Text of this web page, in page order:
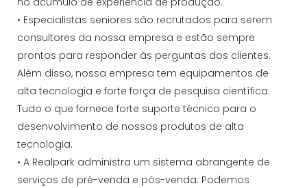
• Especialistas seniores são recrutados para serem
consultores da nossa empresa e estão sempre
prontos para responder às perguntas dos clientes.
Além disso, nossa empresa tem equipamentos de
alta tecnologia e forte força de pesquisa científica.
Tudo o que fornece forte suporte técnico para o
desenvolvimento de nossos produtos de alta
tecnologia.
• A Realpark administra um sistema abrangente de
serviços de pré-venda e pós-venda. Podemos